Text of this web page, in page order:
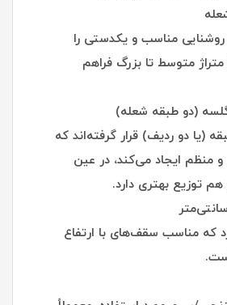
روشنایی مناسب و یکدستی را
متراژ متوسط تا بزرگ فراهم
(دو طبقه شعله)
(یا دو ردیف) قرار گرفته‌اند که
منظم ایجاد می‌کند، در عین
توزیع بهتری دارد.
که مناسب سقف‌های با ارتفاع